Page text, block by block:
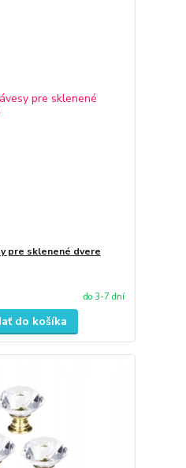
pre sklenené dvere
do 3-7 dní
do košíka